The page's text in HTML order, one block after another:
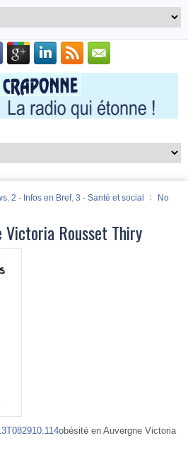
, 2 - Infos en Bref, 3 - Santé et social
No
Victoria Rousset Thiry
obésité en Auvergne Victoria